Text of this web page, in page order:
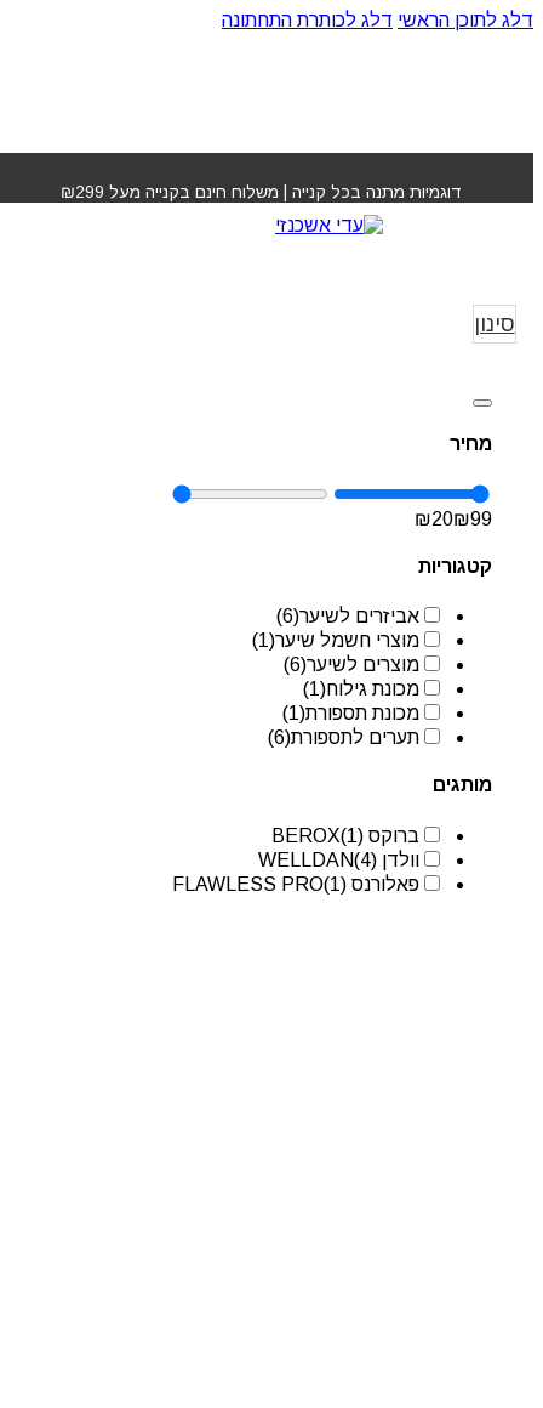
דלג לתוכן הראשי דלג לכותרת התחתונה
דוגמיות מתנה בכל קנייה | משלוח חינם בקנייה מעל ₪299
תערים לתספורת
סינון
מחיר
₪20₪99
קטגוריות
אביזרים לשיער(6)
מוצרי חשמל שיער(1)
מוצרים לשיער(6)
מכונת גילוח(1)
מכונת תספורת(1)
תערים לתספורת(6)
מותגים
ברוקס BEROX(1)
וולדן WELLDAN(4)
פאלורנס FLAWLESS PRO(1)